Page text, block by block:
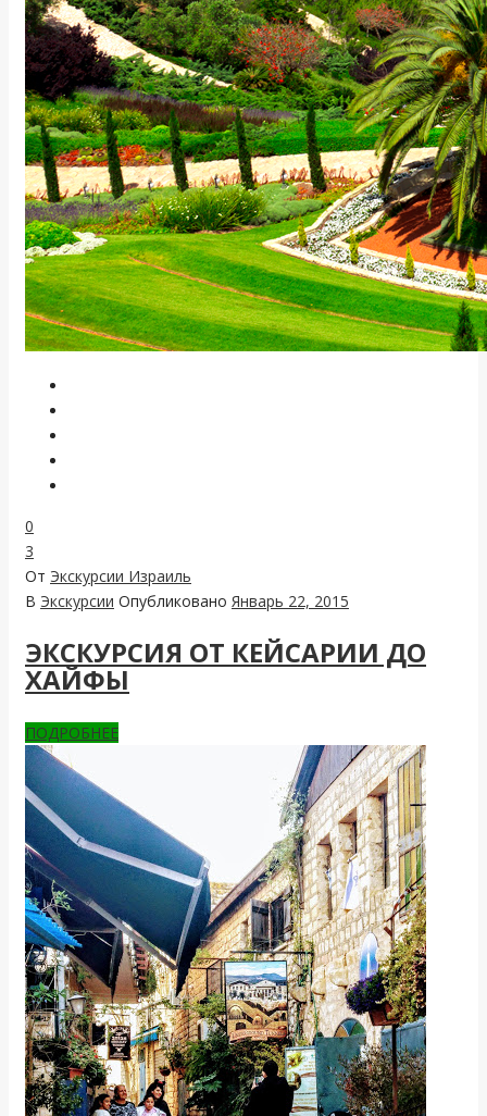
0
3
От Экскурсии Израиль
В Экскурсии Опубликовано Январь 22, 2015
ЭКСКУРСИЯ ОТ КЕЙСАРИИ ДО
ХАЙФЫ
ПОДРОБНЕЕ